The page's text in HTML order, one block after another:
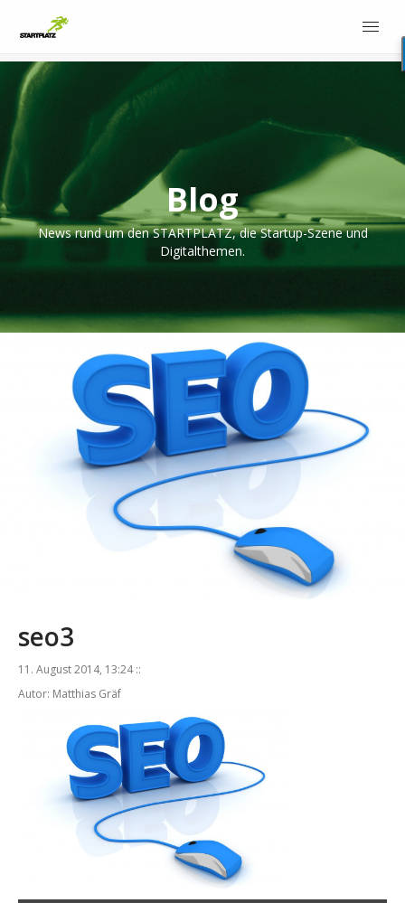
Blog
News rund um den STARTPLATZ, die Startup-Szene und
Digitalthemen.
seo3
11. August 2014, 13:24 ::
Autor: Matthias Gräf